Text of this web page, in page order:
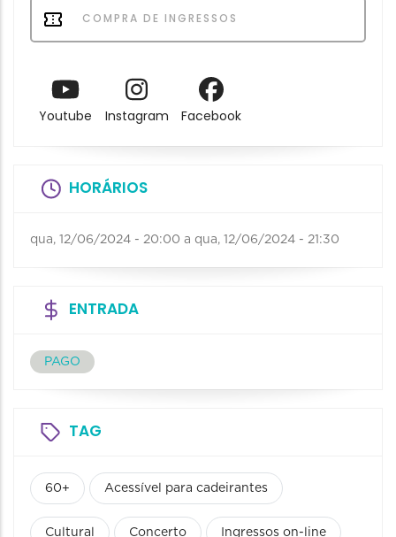
COMPRA DE INGRESSOS
Youtube Instagram Facebook
HORÁRIOS
qua, 12/06/2024 - 20:00 a qua, 12/06/2024 - 21:30
ENTRADA
PAGO
TAG
60+ Acessível para cadeirantes
Cultural Concerto Ingressos on-line